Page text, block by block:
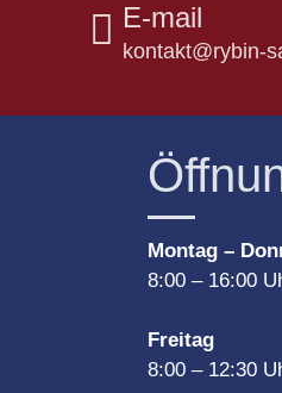
E-mail
kontakt@rybin-
Montag –
8:00– 16:00
Freitag
8:00– 12:30